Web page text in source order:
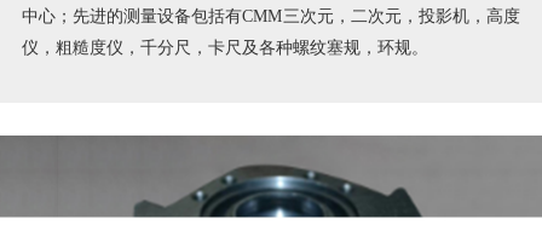
中心；先进的测量设备包括有CMM三次元，二次元，投影机，高度
仪，粗糙度仪，千分尺，卡尺及各种螺纹塞规，环规。